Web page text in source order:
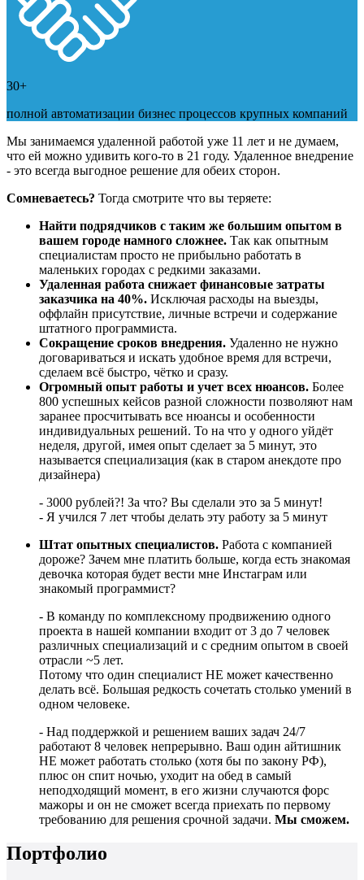
30+
полной автоматизации бизнес процессов крупных компаний
Мы занимаемся удаленной работой уже 11 лет и не думаем,
что ей можно удивить кого-то в 21 году. Удаленное внедрение
- это всегда выгодное решение для обеих сторон.
Сомневаетесь? Тогда смотрите что вы теряете:
Найти подрядчиков с таким же большим опытом в
вашем городе намного сложнее. Так как опытным
специалистам просто не прибыльно работать в
маленьких городах с редкими заказами.
Удаленная работа снижает финансовые затраты
заказчика на 40%. Исключая расходы на выезды,
оффлайн присутствие, личные встречи и содержание
штатного программиста.
Сокращение сроков внедрения. Удаленно не нужно
договариваться и искать удобное время для встречи,
сделаем всё быстро, чётко и сразу.
Огромный опыт работы и учет всех нюансов. Более
800 успешных кейсов разной сложности позволяют нам
заранее просчитывать все нюансы и особенности
индивидуальных решений. То на что у одного уйдёт
неделя, другой, имея опыт сделает за 5 минут, это
называется специализация (как в старом анекдоте про
дизайнера)
- 3000 рублей?! За что? Вы сделали это за 5 минут!
- Я учился 7 лет чтобы делать эту работу за 5 минут
Штат опытных специалистов. Работа с компанией
дороже? Зачем мне платить больше, когда есть знакомая
девочка которая будет вести мне Инстаграм или
знакомый программист?
- В команду по комплексному продвижению одного
проекта в нашей компании входит от 3 до 7 человек
различных специализаций и с средним опытом в своей
отрасли ~5 лет.
Потому что один специалист НЕ может качественно
делать всё. Большая редкость сочетать столько умений в
одном человеке.
- Над поддержкой и решением ваших задач 24/7
работают 8 человек непрерывно. Ваш один айтишник
НЕ может работать столько (хотя бы по закону РФ),
плюс он спит ночью, уходит на обед в самый
неподходящий момент, в его жизни случаются форс
мажоры и он не сможет всегда приехать по первому
требованию для решения срочной задачи. Мы сможем.
Портфолио